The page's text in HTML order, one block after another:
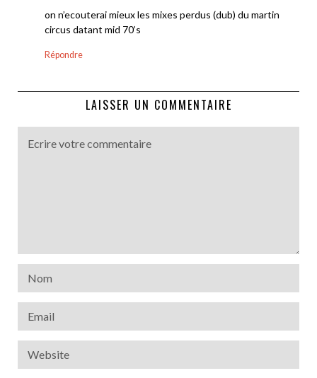
on n’ecouterai mieux les mixes perdus (dub) du martin
circus datant mid 70’s
Répondre
LAISSER UN COMMENTAIRE